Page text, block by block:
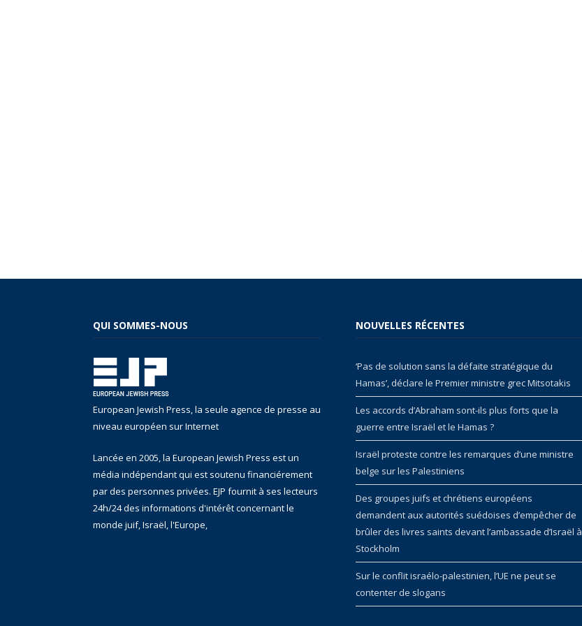
QUI SOMMES-NOUS
European Jewish Press, la seule agence de presse au
niveau européen sur Internet
Lancée en 2005, la European Jewish Press est un
média indépendant qui est soutenu financiérement
par des personnes privées. EJP fournit à ses lecteurs
24h/24 des informations d'intérêt concernant le
monde juif, Israël, l'Europe,
NOUVELLES RÉCENTES
‘Pas de solution sans la défaite stratégique du
Hamas’, déclare le Premier ministre grec Mitsotakis
Les accords d’Abraham sont-ils plus forts que la
guerre entre Israël et le Hamas ?
Israël proteste contre les remarques d’une ministre
belge sur les Palestiniens
Des groupes juifs et chrétiens européens
demandent aux autorités suédoises d’empêcher de
brûler des livres saints devant l’ambassade d’Israël à
Stockholm
Sur le conflit israélo-palestinien, l’UE ne peut se
contenter de slogans